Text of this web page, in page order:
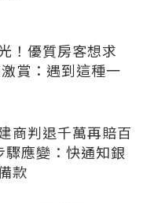
！優質房客想求
激賞：遇到這種一
商判退千萬再賠百
驟應變：快通知銀
款